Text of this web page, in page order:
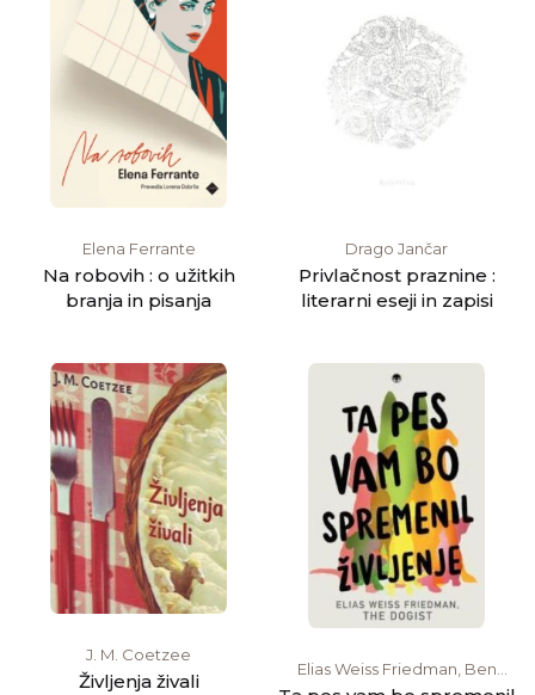
Elena Ferrante
Na robovih : o užitkih
branja in pisanja
Drago Jančar
Privlačnost praznine :
literarni eseji in zapisi
J. M. Coetzee
Življenja živali
Elias Weiss Friedman, Ben
Greenman